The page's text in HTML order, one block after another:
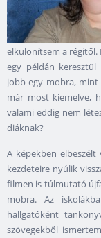
elkülönítsem a régitől.
egy példán
jobb egy mobra,
már most kiemelve,
valami eddig nem
diáknak?
A képekben
kezdeteire nyúlik
filmen is túlmutató
mobra. Az
hallgatóként
szövegekből